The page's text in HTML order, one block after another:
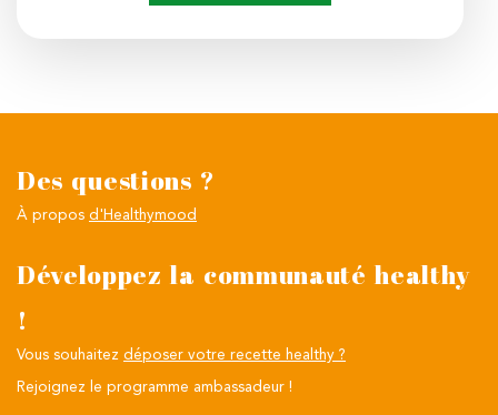
Des questions ?
À propos d'Healthymood
Développez la communauté healthy
!
Vous souhaitez déposer votre recette healthy ?
Rejoignez le programme ambassadeur !